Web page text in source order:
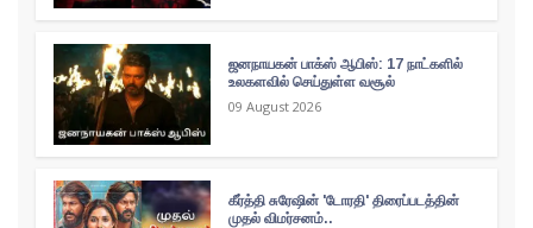
ஜனநாயகன் பாக்ஸ் ஆபிஸ்: 17 நாட்களில்
உலகளவில் செய்துள்ள வசூல்
09 August 2026
கீர்த்தி சுரேஷின் 'டோரதி' திரைப்படத்தின்
முதல் விமர்சனம்..